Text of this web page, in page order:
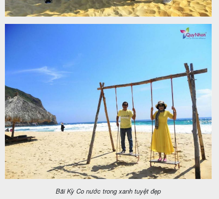
Bãi Kỳ Co nước trong xanh tuyệt đẹp